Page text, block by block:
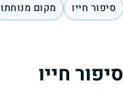
סיפור חייו מקום מנוחתו
סיפור חייו